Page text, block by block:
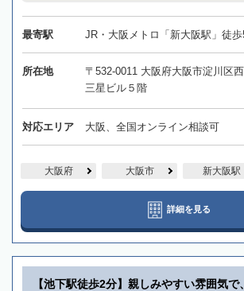
最寄駅 JR・大阪メトロ「新大阪駅」徒歩
所在地
〒532-0011 大阪府大阪市淀川区
三星ビル５階
対応エリア 大阪、全国オンライン相談可
大阪府 大阪市 新大阪駅
詳細を見る
【池下駅徒歩2分】親しみやすい雰囲気